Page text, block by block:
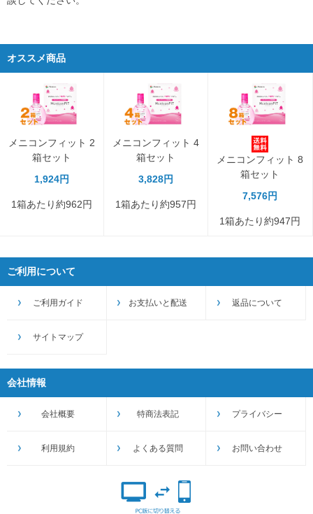
オススメ商品
メニコンフィット 2
箱セット
1,924円
1箱あたり約962円
メニコンフィット 4
箱セット
3,828円
1箱あたり約957円
メニコンフィット 8
箱セット
7,576円
1箱あたり約947円
ご利用について
ご利用ガイド お支払いと配送 返品について
サイトマップ
会社情報
会社概要 特商法表記 プライバシー
利用規約 よくある質問 お問い合わせ